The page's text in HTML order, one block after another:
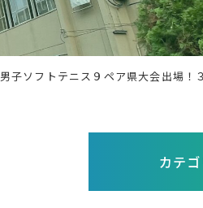
男子ソフトテニス９ペア県大会出場！
カテ